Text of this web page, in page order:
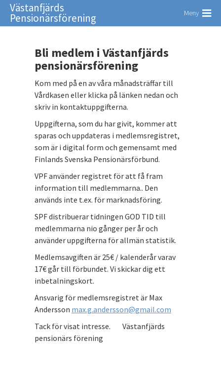
Västanfjärds
Pensionärsförening Meny
Bli medlem i Västanfjärds
pensionärsförening
Kom med på en av våra månadsträffar till
Vårdkasen eller klicka på länken nedan och
skriv in kontaktuppgifterna.
Uppgifterna, som du har givit, kommer att
sparas och uppdateras i medlemsregistret,
som är i digital form och gemensamt med
Finlands Svenska Pensionärsförbund.
VPF använder registret för att få fram
information till medlemmarna.. Den
används inte t.ex. för marknadsföring.
SPF distribuerar tidningen GOD TID till
medlemmarna nio gånger per år och
använder uppgifterna för allmän statistik.
Medlemsavgiften är 25€ / kalenderår varav
17€ går till förbundet. Vi skickar dig ett
inbetalningskort.
Ansvarig för medlemsregistret är Max
Andersson max.g.andersson@gmail.com
Tack för visat intresse. Västanfjärds
pensionärs förening